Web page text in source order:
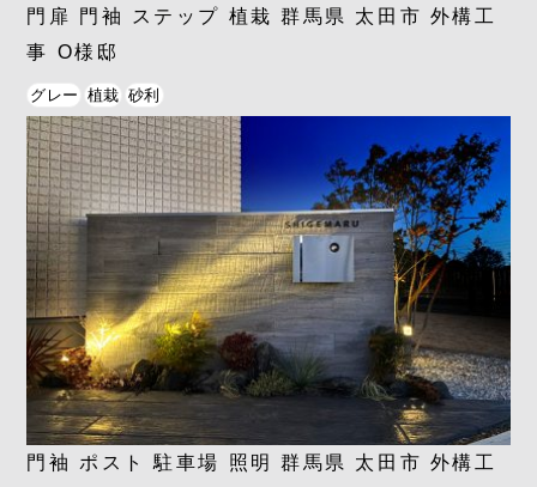
門扉 門袖 ステップ 植栽 群馬県 太田市 外構工
事 O様邸
グレー 植栽 砂利
門袖 ポスト 駐車場 照明 群馬県 太田市 外構工